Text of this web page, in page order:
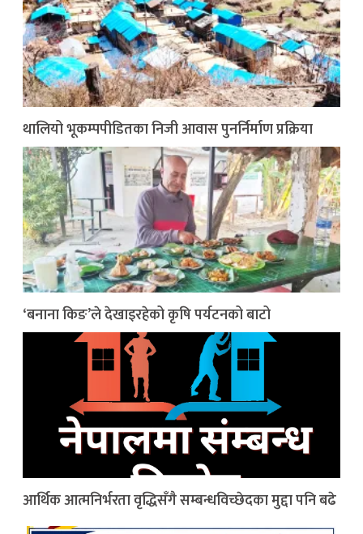
थालियो भूकम्पपीडितका निजी आवास पुनर्निर्माण प्रक्रिया
‘बनाना किङ’ले देखाइरहेको कृषि पर्यटनको बाटो
आर्थिक आत्मनिर्भरता वृद्धिसँगै सम्बन्धविच्छेदका मुद्दा पनि बढे